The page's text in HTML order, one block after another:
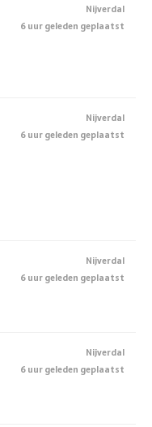
Nijverdal
6 uur geleden geplaatst
Nijverdal
6 uur geleden geplaatst
Nijverdal
6 uur geleden geplaatst
Nijverdal
6 uur geleden geplaatst